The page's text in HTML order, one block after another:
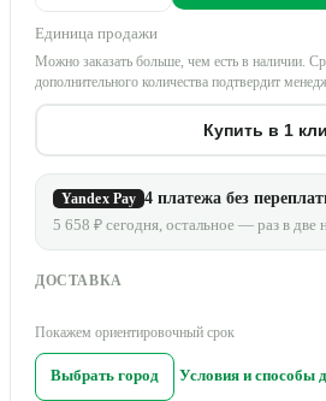
Единица продажи
Можно заказать больше, чем есть в наличии.
дополнительного количества подтвердит
Купить в 1
Yandex Pay 4 платежа без
5 658 ₽ сегодня, остальное — раз в две
ДОСТАВКА
Покажем ориентировочный срок
Выбрать город Условия и способы